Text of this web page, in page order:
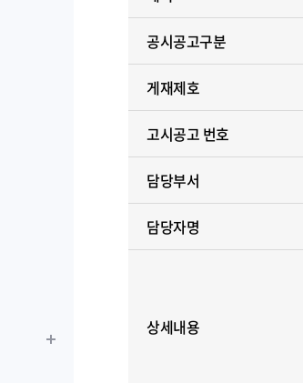
공시공고구분
게재제호
고시공고 번호
담당부서
담당자명
상세내용